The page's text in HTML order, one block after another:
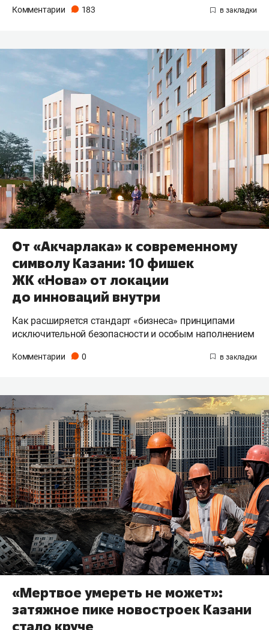
Комментарии 183
От «Акчарлака» к современному
символу Казани: 10 фишек
ЖК «Нова» от локации
до инноваций внутри
Как расширяется стандарт «бизнеса» принципами
исключительной безопасности и особым наполнением
Комментарии 0
«Мертвое умереть не может»:
затяжное пике новостроек Казани